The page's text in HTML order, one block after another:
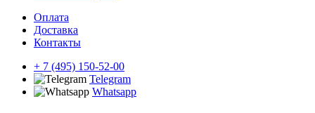
Оплата
Доставка
Контакты
+ 7 (495) 150-52-00
Telegram
Whatsapp